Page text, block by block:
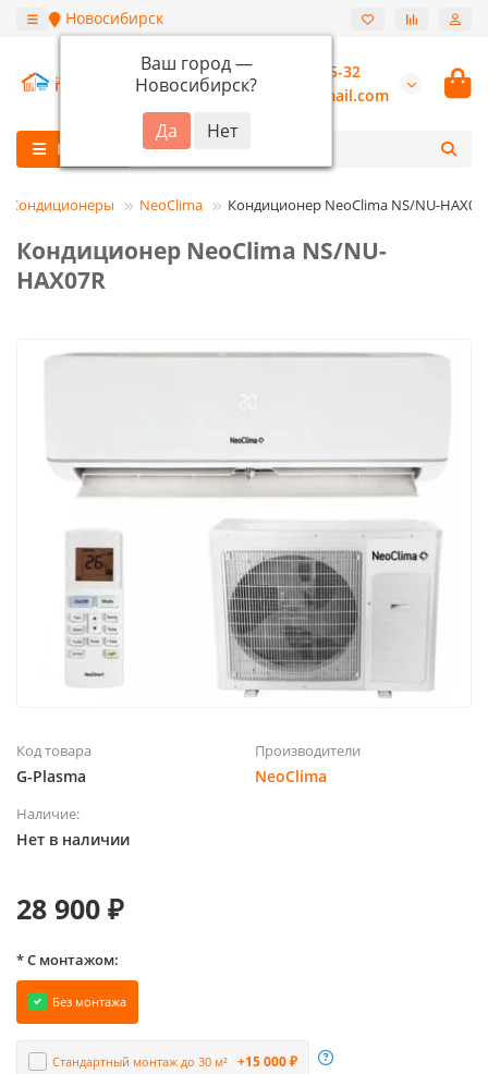
Новосибирск
Ваш город —
Новосибирск?
+7 (913) 987-55-32
burannsk@gmail.com
Каталог
Кондиционеры NeoClima Кондиционер NeoClima NS/NU-
Кондиционер NeoClima NS/NU-
HAX07R
Код товара
G-Plasma
Производители
NeoClima
Наличие:
Нет в наличии
28 900 ₽
* С монтажом:
Без монтажа
Стандартный монтаж до 30 м² +15 000 ₽